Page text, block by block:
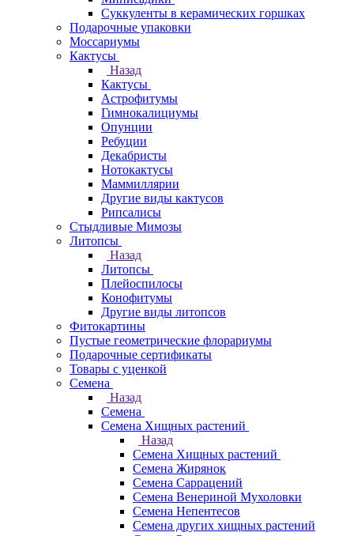
Суккуленты в керамических горшках
Подарочные упаковки
Моссариумы
Кактусы
Назад
Кактусы
Астрофитумы
Гимнокалициумы
Опунции
Ребуции
Декабристы
Нотокактусы
Маммиллярии
Другие виды кактусов
Рипсалисы
Стыдливые Мимозы
Литопсы
Назад
Литопсы
Плейоспилосы
Конофитумы
Другие виды литопсов
Фитокартины
Пустые геометрические флорариумы
Подарочные сертификаты
Товары с уценкой
Семена
Назад
Семена
Семена Хищных растений
Назад
Семена Хищных растений
Семена Жирянок
Семена Саррацений
Семена Венериной Мухоловки
Семена Непентесов
Семена других хищных растений